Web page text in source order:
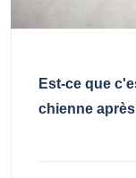
Est-ce que
chienne